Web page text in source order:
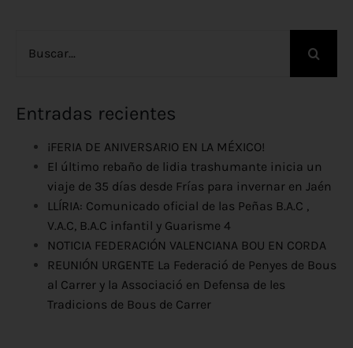
Entradas recientes
¡FERIA DE ANIVERSARIO EN LA MÉXICO!
El último rebaño de lidia trashumante inicia un
viaje de 35 días desde Frías para invernar en Jaén
LLÍRIA: Comunicado oficial de las Peñas B.A.C ,
V.A.C, B.A.C infantil y Guarisme 4
NOTICIA FEDERACIÓN VALENCIANA BOU EN CORDA
REUNIÓN URGENTE La Federació de Penyes de Bous
al Carrer y la Associació en Defensa de les
Tradicions de Bous de Carrer